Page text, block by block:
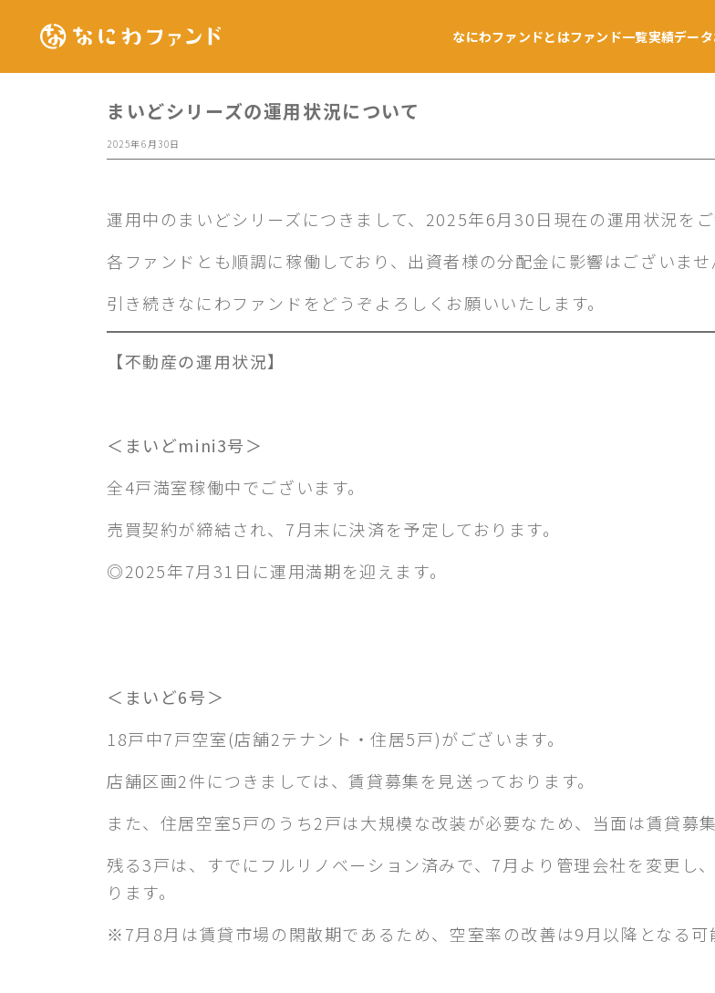
なにわファンドとはファンド一覧実績データ
まいどシリーズの運用状況について
2025年6月30日
運用中のまいどシリーズにつきまして、2025年6月30日現在の運用状況をご
各ファンドとも順調に稼働しており、出資者様の分配金に影響はございませ
引き続きなにわファンドをどうぞよろしくお願いいたします。
【不動産の運用状況】
＜まいどmini3号＞
全4戸満室稼働中でございます。
売買契約が締結され、7月末に決済を予定しております。
◎2025年7月31日に運用満期を迎えます。
＜まいど6号＞
18戸中7戸空室(店舗2テナント・住居5戸)がございます。
店舗区画2件につきましては、賃貸募集を見送っております。
また、住居空室5戸のうち2戸は大規模な改装が必要なため、当面は賃貸募
残る3戸は、すでにフルリノベーション済みで、7月より管理会社を変更し
ります。
※7月8月は賃貸市場の閑散期であるため、空室率の改善は9月以降となる可